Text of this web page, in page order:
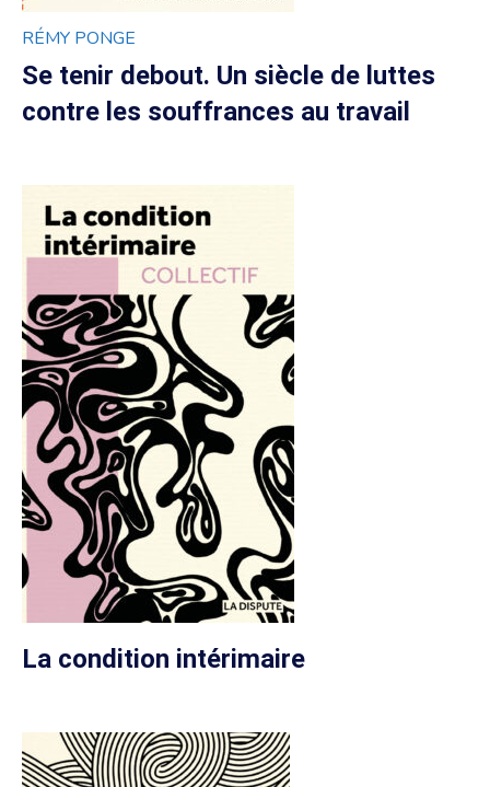
RÉMY PONGE
Se tenir debout. Un siècle de luttes
contre les souffrances au travail
La condition intérimaire